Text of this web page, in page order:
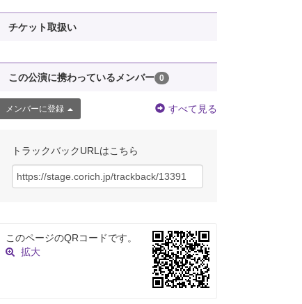
チケット取扱い
この公演に携わっているメンバー 0
メンバーに登録 すべて見る
トラックバックURLはこちら
このページのQRコードです。
拡大